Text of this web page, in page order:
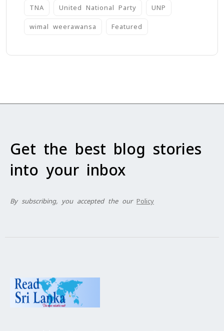
TNA United National Party UNP
wimal weerawansa ‍Featured
Get the best blog stories
into your inbox
By subscribing, you accepted the our Policy